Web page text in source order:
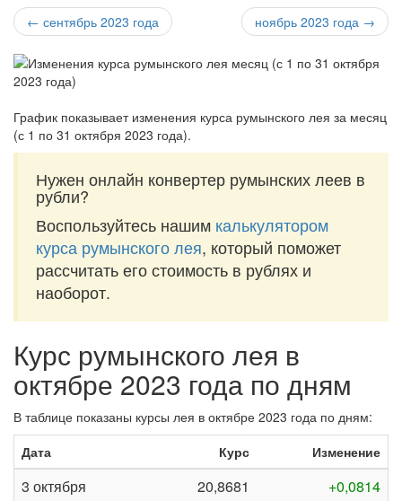
← сентябрь 2023 года ноябрь 2023 года →
График показывает изменения курса румынского лея за месяц
(с 1 по 31 октября 2023 года).
Нужен онлайн конвертер румынских леев в
рубли?
Воспользуйтесь нашим калькулятором
курса румынского лея, который поможет
рассчитать его стоимость в рублях и
наоборот.
Курс румынского лея в
октябре 2023 года по дням
В таблице показаны курсы лея в октябре 2023 года по дням:
Дата
Курс Изменение
3 октября 20,8681
+0,0814